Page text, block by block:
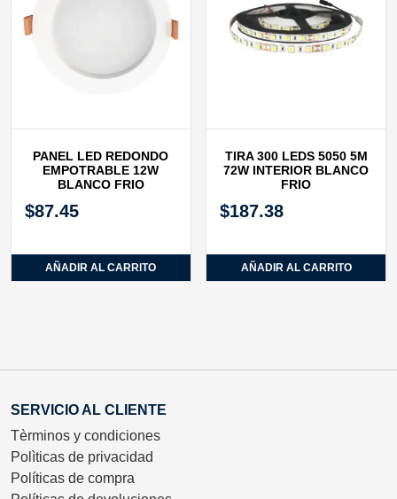
PANEL LED REDONDO
EMPOTRABLE 12W
BLANCO FRIO
$87.45
AÑADIR AL CARRITO
TIRA 300 LEDS 5050 5M
72W INTERIOR BLANCO
FRIO
$187.38
AÑADIR AL CARRITO
SERVICIO AL CLIENTE
Tèrminos y condiciones
Polìticas de privacidad
Políticas de compra